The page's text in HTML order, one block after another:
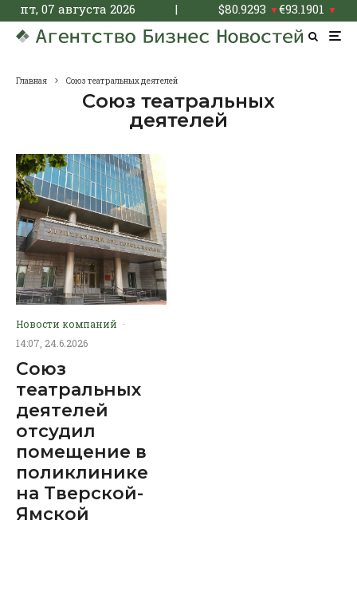
пт, 07 августа 2026 | $80.9293 ▼€93.1901 ▼
Главная Союз театральных деятелей
Союз театральных
деятелей
Новости компаний ·
14:07, 24.6.2026
Союз
театральных
деятелей
отсудил
помещение в
поликлинике
на Тверской-
Ямской